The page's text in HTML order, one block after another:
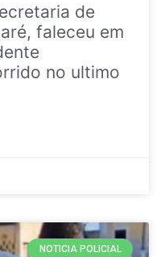
de
faleceu em
no ultimo
NOTICIA POLICIAL